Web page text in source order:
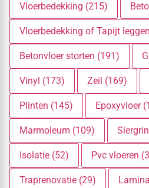
Vloerbedekking (215)
Vloerbedekking of Tapijt
Betonvloer storten (191)
Vinyl (173) Zeil (169)
Plinten (145) Epoxyvloer
Marmoleum (109)
Isolatie (52) Pvc vloeren
Traprenovatie (29)